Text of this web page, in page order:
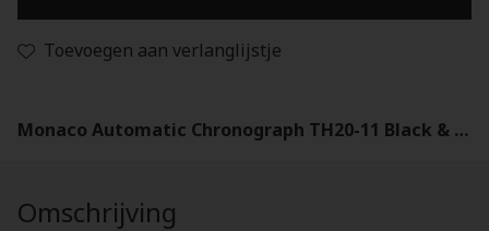
Toevoegen aan verlanglijstje
Monaco Automatic Chronograph TH20-11 Black & Gold - CDW2150.FC8360
Omschrijving